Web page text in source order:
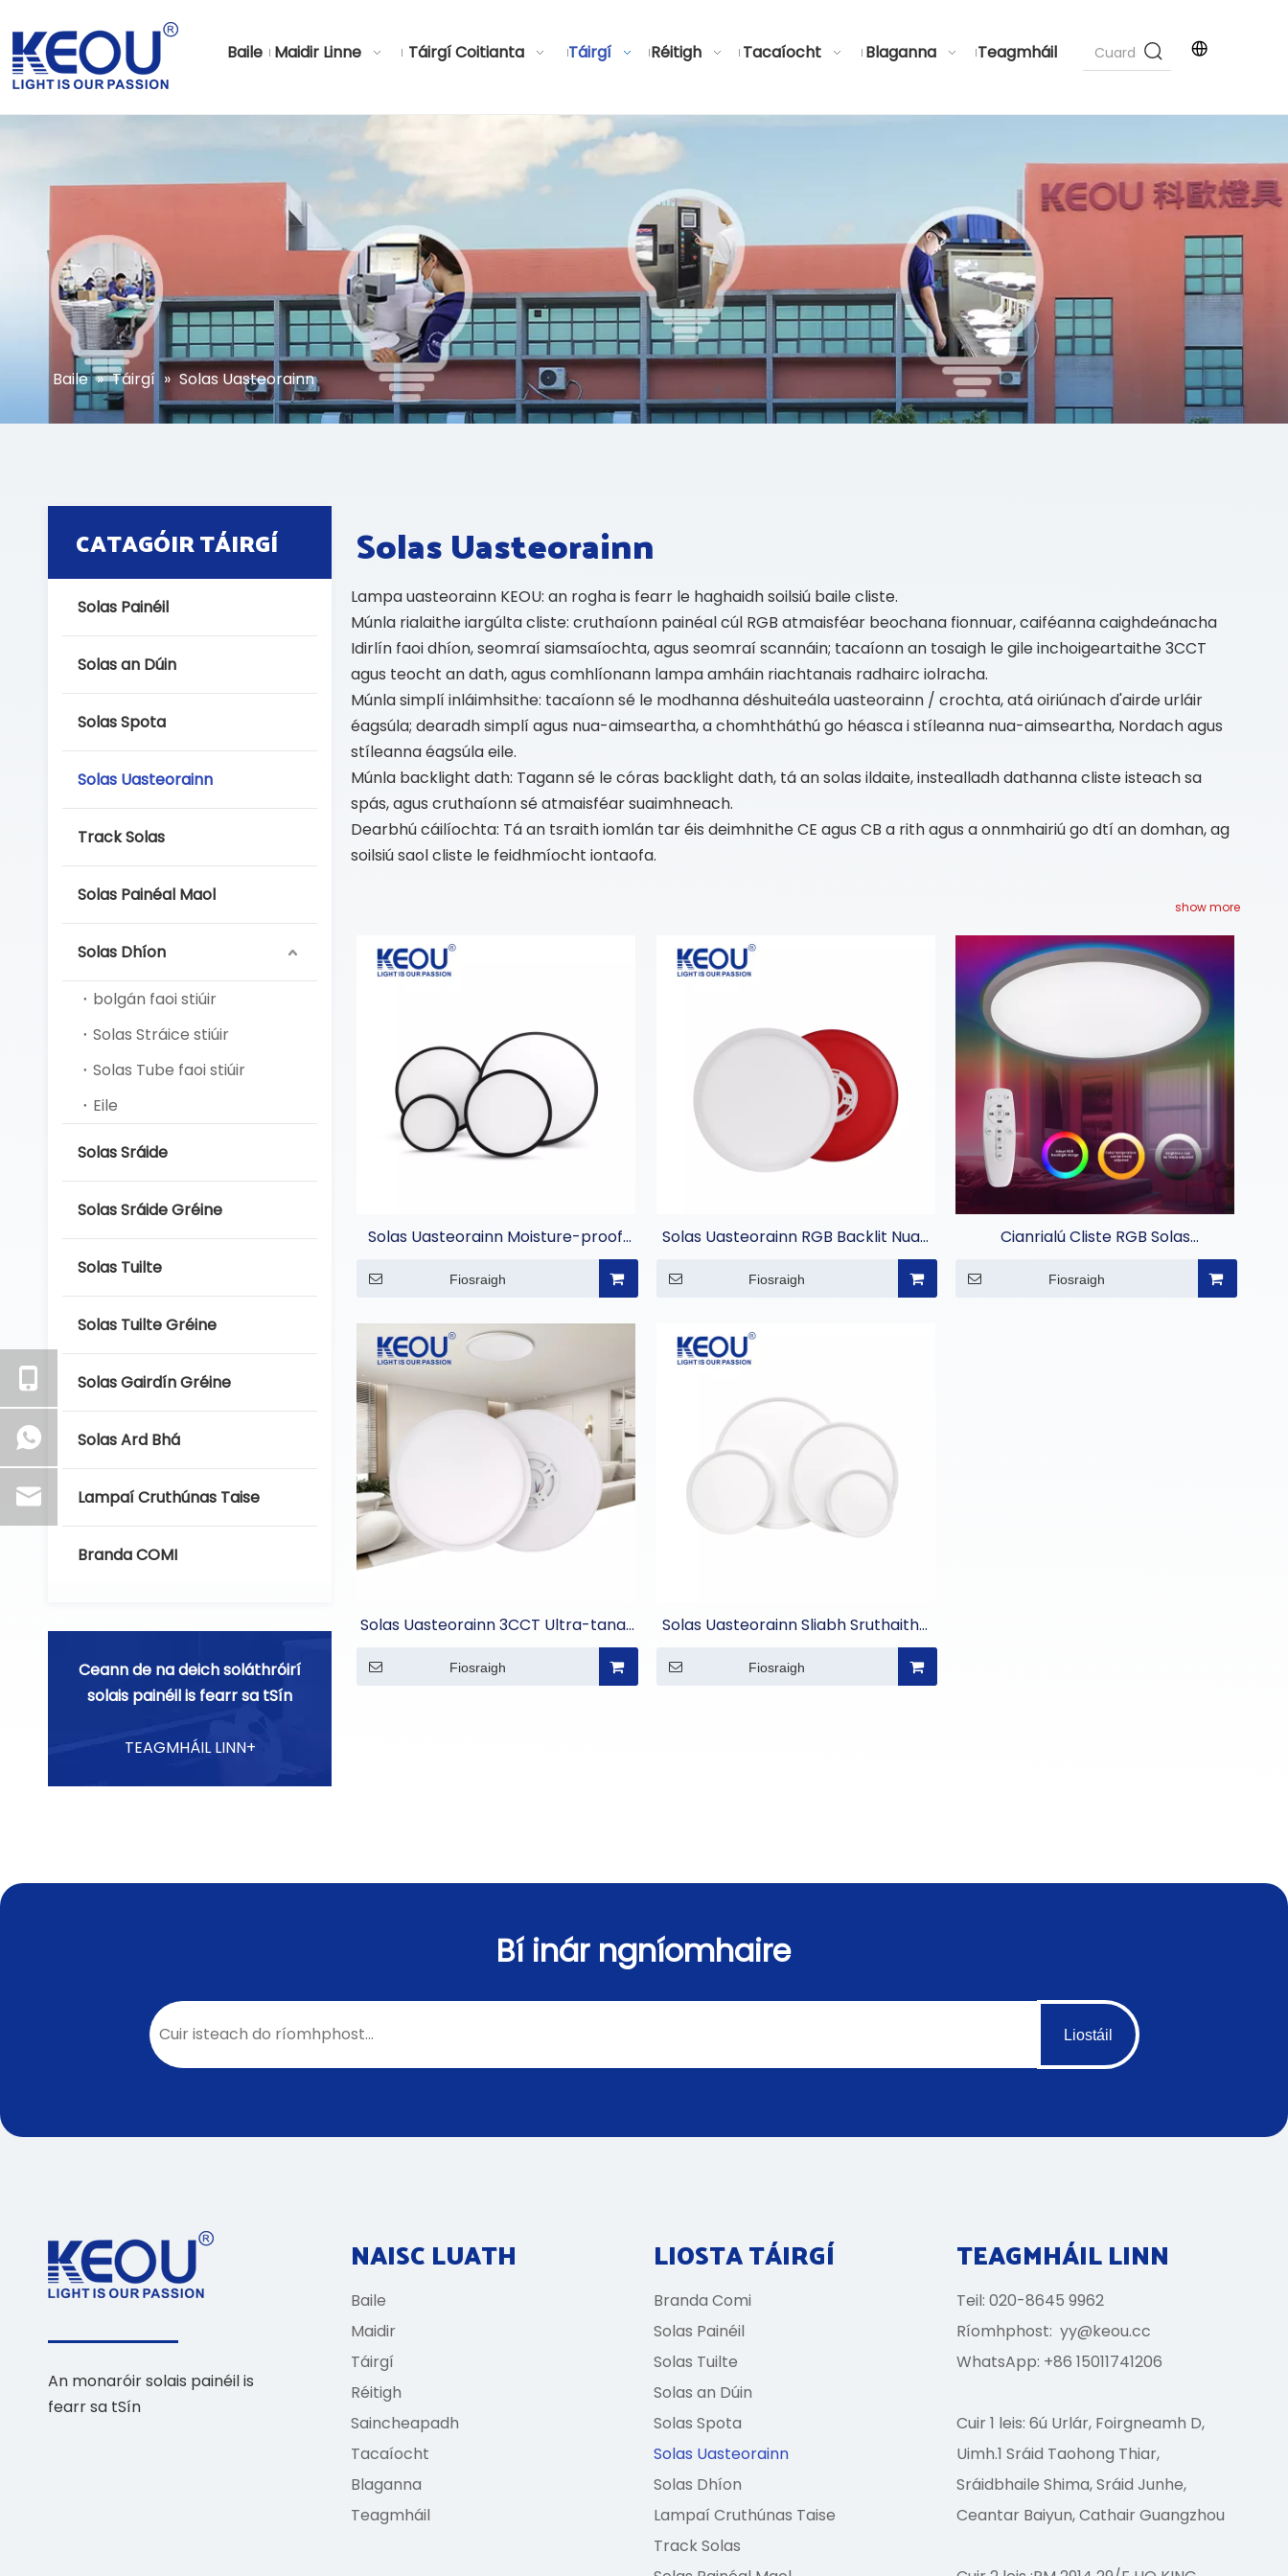
Baile Maidir Linne Táirgí Coitianta Táirgí Réitigh Tacaíocht Blaganna Teagmháil
Baile » Táirgí » Solas Uasteorainn
CATAGÓIR TÁIRGÍ
Solas Painéil
Solas an Dúin
Solas Spota
Solas Uasteorainn
Track Solas
Solas Painéal Maol
Solas Dhíon
bolgán faoi stiúir
Solas Stráice stiúir
Solas Tube faoi stiúir
Eile
Solas Sráide
Solas Sráide Gréine
Solas Tuilte
Solas Tuilte Gréine
Solas Gairdín Gréine
Solas Ard Bhá
Lampaí Cruthúnas Taise
Branda COMI
Ceann de na deich soláthróirí
solais painéil is fearr sa tSín
TEAGMHÁIL LINN+
Solas Uasteorainn
Lampa uasteorainn KEOU: an rogha is fearr le haghaidh soilsiú baile cliste.
Múnla rialaithe iargúlta cliste: cruthaíonn painéal cúl RGB atmaisféar beochana fionnuar, caiféanna caighdeánacha
Idirlín faoi dhíon, seomraí siamsaíochta, agus seomraí scannáin; tacaíonn an tosaigh le gile inchoigeartaithe 3CCT
agus teocht an dath, agus comhlíonann lampa amháin riachtanais radhairc iolracha.
Múnla simplí inláimhsithe: tacaíonn sé le modhanna déshuiteála uasteorainn / crochta, atá oiriúnach d'airde urláir
éagsúla; dearadh simplí agus nua-aimseartha, a chomhtháthú go héasca i stíleanna nua-aimseartha, Nordach agus
stíleanna éagsúla eile.
Múnla backlight dath: Tagann sé le córas backlight dath, tá an solas ildaite, instealladh dathanna cliste isteach sa
spás, agus cruthaíonn sé atmaisféar suaimhneach.
Dearbhú cáilíochta: Tá an tsraith iomlán tar éis deimhnithe CE agus CB a rith agus a onnmhairiú go dtí an domhan, ag
soilsiú saol cliste le feidhmíocht iontaofa.
show more
Solas Uasteorainn Moisture-proof
Fiosraigh
Solas Uasteorainn RGB Backlit Nua-
Fiosraigh
Cianrialú Cliste RGB Solas
Fiosraigh
Solas Uasteorainn 3CCT Ultra-tanaí
Fiosraigh
Solas Uasteorainn Sliabh Sruthaithe
Fiosraigh
Bí inár ngníomhaire
Liostáil
An monaróir solais painéil is
fearr sa tSín
NAISC LUATH
Baile
Maidir
Táirgí
Réitigh
Saincheapadh
Tacaíocht
Blaganna
Teagmháil
LIOSTA TÁIRGÍ
Branda Comi
Solas Painéil
Solas Tuilte
Solas an Dúin
Solas Spota
Solas Uasteorainn
Solas Dhíon
Lampaí Cruthúnas Taise
Track Solas
TEAGMHÁIL LINN
Teil: 020-8645 9962
Ríomhphost: yy@keou.cc
WhatsApp: +86 15011741206
Cuir 1 leis: 6ú Urlár, Foirgneamh D,
Uimh.1 Sráid Taohong Thiar,
Sráidbhaile Shima, Sráid Junhe,
Ceantar Baiyun, Cathair Guangzhou